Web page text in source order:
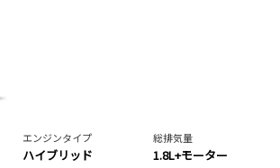
エンジンタイプ
ハイブリッド
総排気量
1.8L+モーター